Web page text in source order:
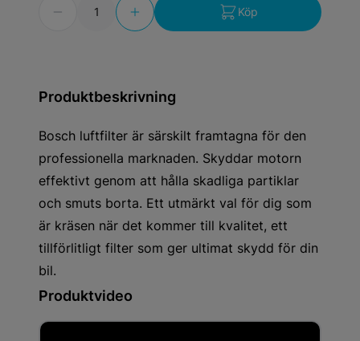
Köp
Produktbeskrivning
Bosch luftfilter är särskilt framtagna för den
professionella marknaden. Skyddar motorn
effektivt genom att hålla skadliga partiklar
och smuts borta. Ett utmärkt val för dig som
är kräsen när det kommer till kvalitet, ett
tillförlitligt filter som ger ultimat skydd för din
bil.
Produktvideo